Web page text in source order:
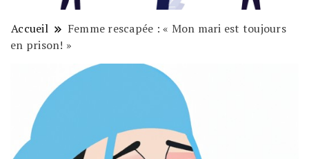
Accueil
Femme rescapée : « Mon mari est toujours
en prison! »